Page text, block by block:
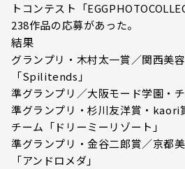
トコンテスト「
238作品の応募があった。
結果
グランプリ・木村太一賞／関西美
「Spilitends」
準グランプリ／大阪モード学園・
準グランプリ・杉川友洋賞・kaori
チーム「ドリーミーリゾート」
準グランプリ・金谷二郎賞／京都
「アンドロメダ」